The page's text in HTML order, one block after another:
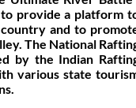
provide a platform
and to
The National
by the Indian
various state